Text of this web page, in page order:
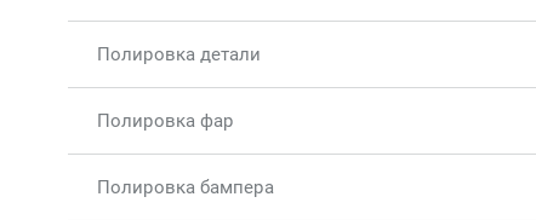
Полировка детали
Полировка фар
Полировка бампера